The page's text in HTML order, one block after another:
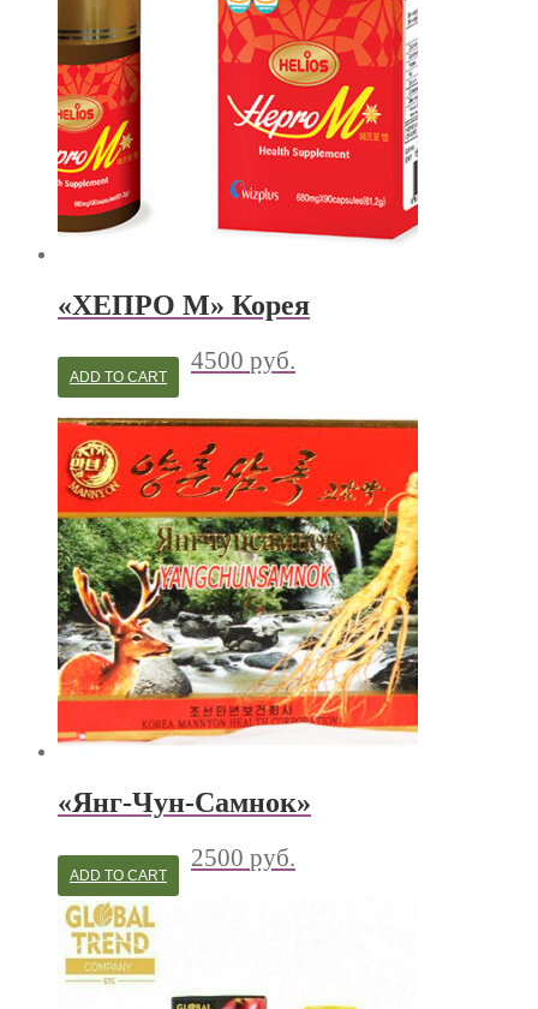
«ХЕПРО М» Корея
4500 руб.
ADD TO CART
«Янг-Чун-Самнок»
2500 руб.
ADD TO CART